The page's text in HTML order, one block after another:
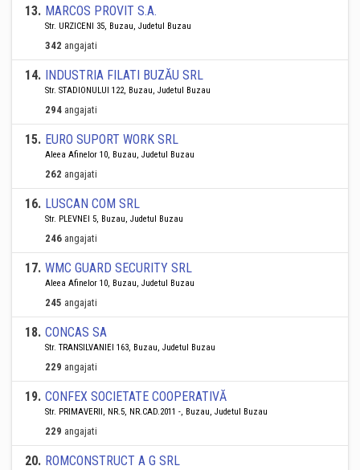
13. MARCOS PROVIT S.A.
Str. URZICENI 35, Buzau, Judetul Buzau
342 angajati
14. INDUSTRIA FILATI BUZĂU SRL
Str. STADIONULUI 122, Buzau, Judetul Buzau
294 angajati
15. EURO SUPORT WORK SRL
Aleea Afinelor 10, Buzau, Judetul Buzau
262 angajati
16. LUSCAN COM SRL
Str. PLEVNEI 5, Buzau, Judetul Buzau
246 angajati
17. WMC GUARD SECURITY SRL
Aleea Afinelor 10, Buzau, Judetul Buzau
245 angajati
18. CONCAS SA
Str. TRANSILVANIEI 163, Buzau, Judetul Buzau
229 angajati
19. CONFEX SOCIETATE COOPERATIVĂ
Str. PRIMAVERII, NR.5, NR.CAD.2011 -, Buzau, Judetul Buzau
229 angajati
20. ROMCONSTRUCT A G SRL